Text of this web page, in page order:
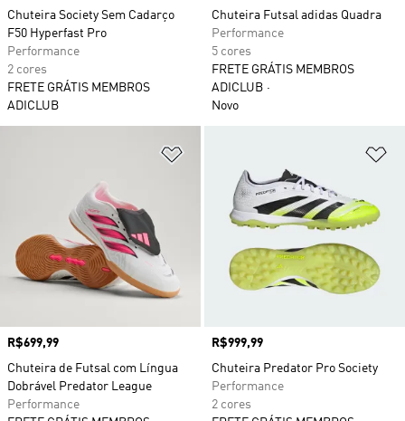
Chuteira Society Sem Cadarço
F50 Hyperfast Pro
Performance
2 cores
FRETE GRÁTIS MEMBROS
ADICLUB
Chuteira Futsal adidas Quadra
Performance
5 cores
FRETE GRÁTIS MEMBROS
ADICLUB
Novo
Preço
R$699,99
Chuteira de Futsal com Língua
Dobrável Predator League
Performance
Preço
R$999,99
Chuteira Predator Pro Society
Performance
2 cores